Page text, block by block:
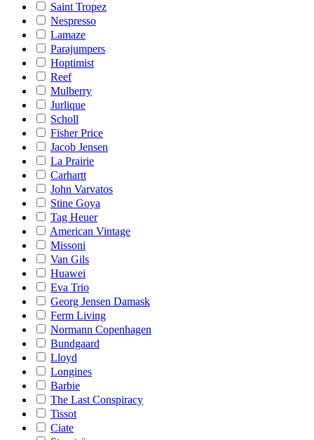
Saint Tropez
Nespresso
Lamaze
Parajumpers
Hoptimist
Reef
Mulberry
Jurlique
Scholl
Fisher Price
Jacob Jensen
La Prairie
Carhartt
John Varvatos
Stine Goya
Tag Heuer
American Vintage
Missoni
Van Gils
Huawei
Eva Trio
Georg Jensen Damask
Ferm Living
Normann Copenhagen
Bundgaard
Lloyd
Longines
Barbie
The Last Conspiracy
Tissot
Ciate